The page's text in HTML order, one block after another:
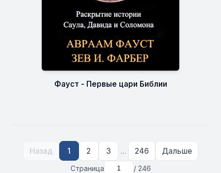
Фауст - Первые цари Библии
Назад 1 2 3 ... 246 Дальше
Страница / 246